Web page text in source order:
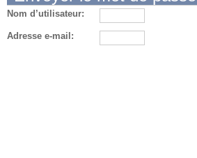
Nom d’utilisateur:
Adresse e-mail: